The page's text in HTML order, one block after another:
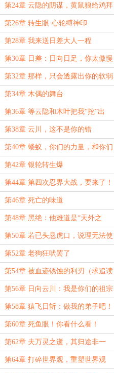
第24章 云隐的阴谋，黄鼠狼给鸡拜
年（求月票）
第26章 转生眼·心轮缚神印
第28章 我来送日差大人一程
第30章 日差：日向日足，你太傲慢
了
第32章 那样，只会透露出你的软弱
第34章 木偶的舞台
第36章 等云隐和木叶把我“挖”出
来。
第38章 云川，这不是你的错
第40章 蝼蚁，你们的力量，和你们
的生命一样弱小（求月票）
第42章 银轮转生爆
第44章 第四次忍界大战，要来了！
第46章 死亡的味道
第48章 黑绝：他难道是“天外之
人”？（求月票）
第50章 若已头悬虎口，说理无法使
我们虎口脱险
第52章 老狗狂吠罢了
第54章 被血迹锈蚀的利刃（求追读
QAQ）
第56章 日向云川：我是你们的祖宗
第58章 猿飞日斩：做我的弟子吧！
第60章 死鱼眼！你看什么看！
第62章 夫万灵之逝，其归途非一
第64章 打碎世界观，重塑世界观